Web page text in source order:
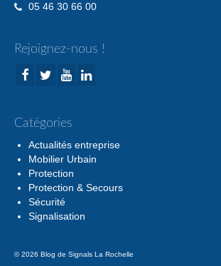
05 46 30 66 00
Rejoignez-nous !
Catégories
Actualités entreprise
Mobilier Urbain
Protection
Protection & Secours
Sécurité
Signalisation
© 2026 Blog de Signals La Rochelle